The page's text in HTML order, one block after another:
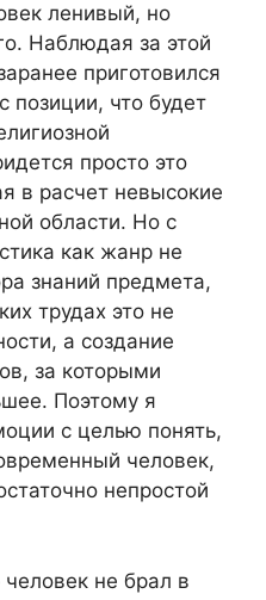
ленивый, но
Наблюдая за этой
приготовился
позиции, что будет
просто это
в расчет невысокие
области. Но с
как жанр не
знаний предмета,
трудах это не
а создание
за которыми
Поэтому я
с целью понять,
человек,
непростой
не брал в